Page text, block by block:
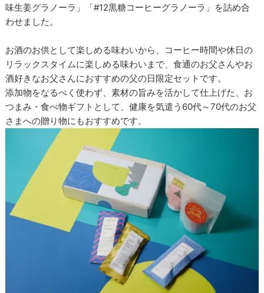
味生姜グラノーラ」「#12黒糖コーヒーグラノーラ」を詰め合
わせました。
お酒のお供として楽しめる味わいから、コーヒー時間や休日の
リラックスタイムに楽しめる味わいまで、食通のお父さんやお
酒好きなお父さんにおすすめの父の日限定セットです。
添加物をなるべく使わず、素材の旨みを活かして仕上げた、お
つまみ・食べ物ギフトとして、健康を気遣う60代～70代のお父
さまへの贈り物にもおすすめです。